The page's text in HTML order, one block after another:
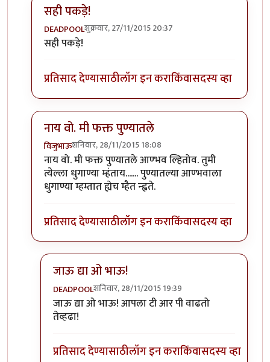
सही पकड़े!
DEADPOOLशुक्रवार, 27/11/2015 20:37
In reply to
सही पकड़े!
प्रतिसाद देण्यासाठीलॉग इन कराकिंवासदस्य व्हा
नाय वो. मी फक्त पुण्यातले
विजुभाऊशनिवार, 28/11/2015 18:08
In reply toच्छ्याbyनाखु
नाय वो. मी फक्त पुण्यातले आण्भव ल्हितोव. तुमी
त्येल्ला धुगाण्या म्हंताय....... पुण्यातल्या आण्भवाला
धुगाण्या म्हम्तात ह्येच म्हैत न्ह्वते.
प्रतिसाद देण्यासाठीलॉग इन कराकिंवासदस्य व्हा
जाऊ द्या ओ भाऊ!
DEADPOOLशनिवार, 28/11/2015 19:39
In reply toनाय वो. मी फक्त पुण्यातलेbyविजुभाऊ
जाऊ द्या ओ भाऊ! आपला टी आर पी वाढतो
तेव्हढा!
प्रतिसाद देण्यासाठीलॉग इन कराकिंवासदस्य व्हा